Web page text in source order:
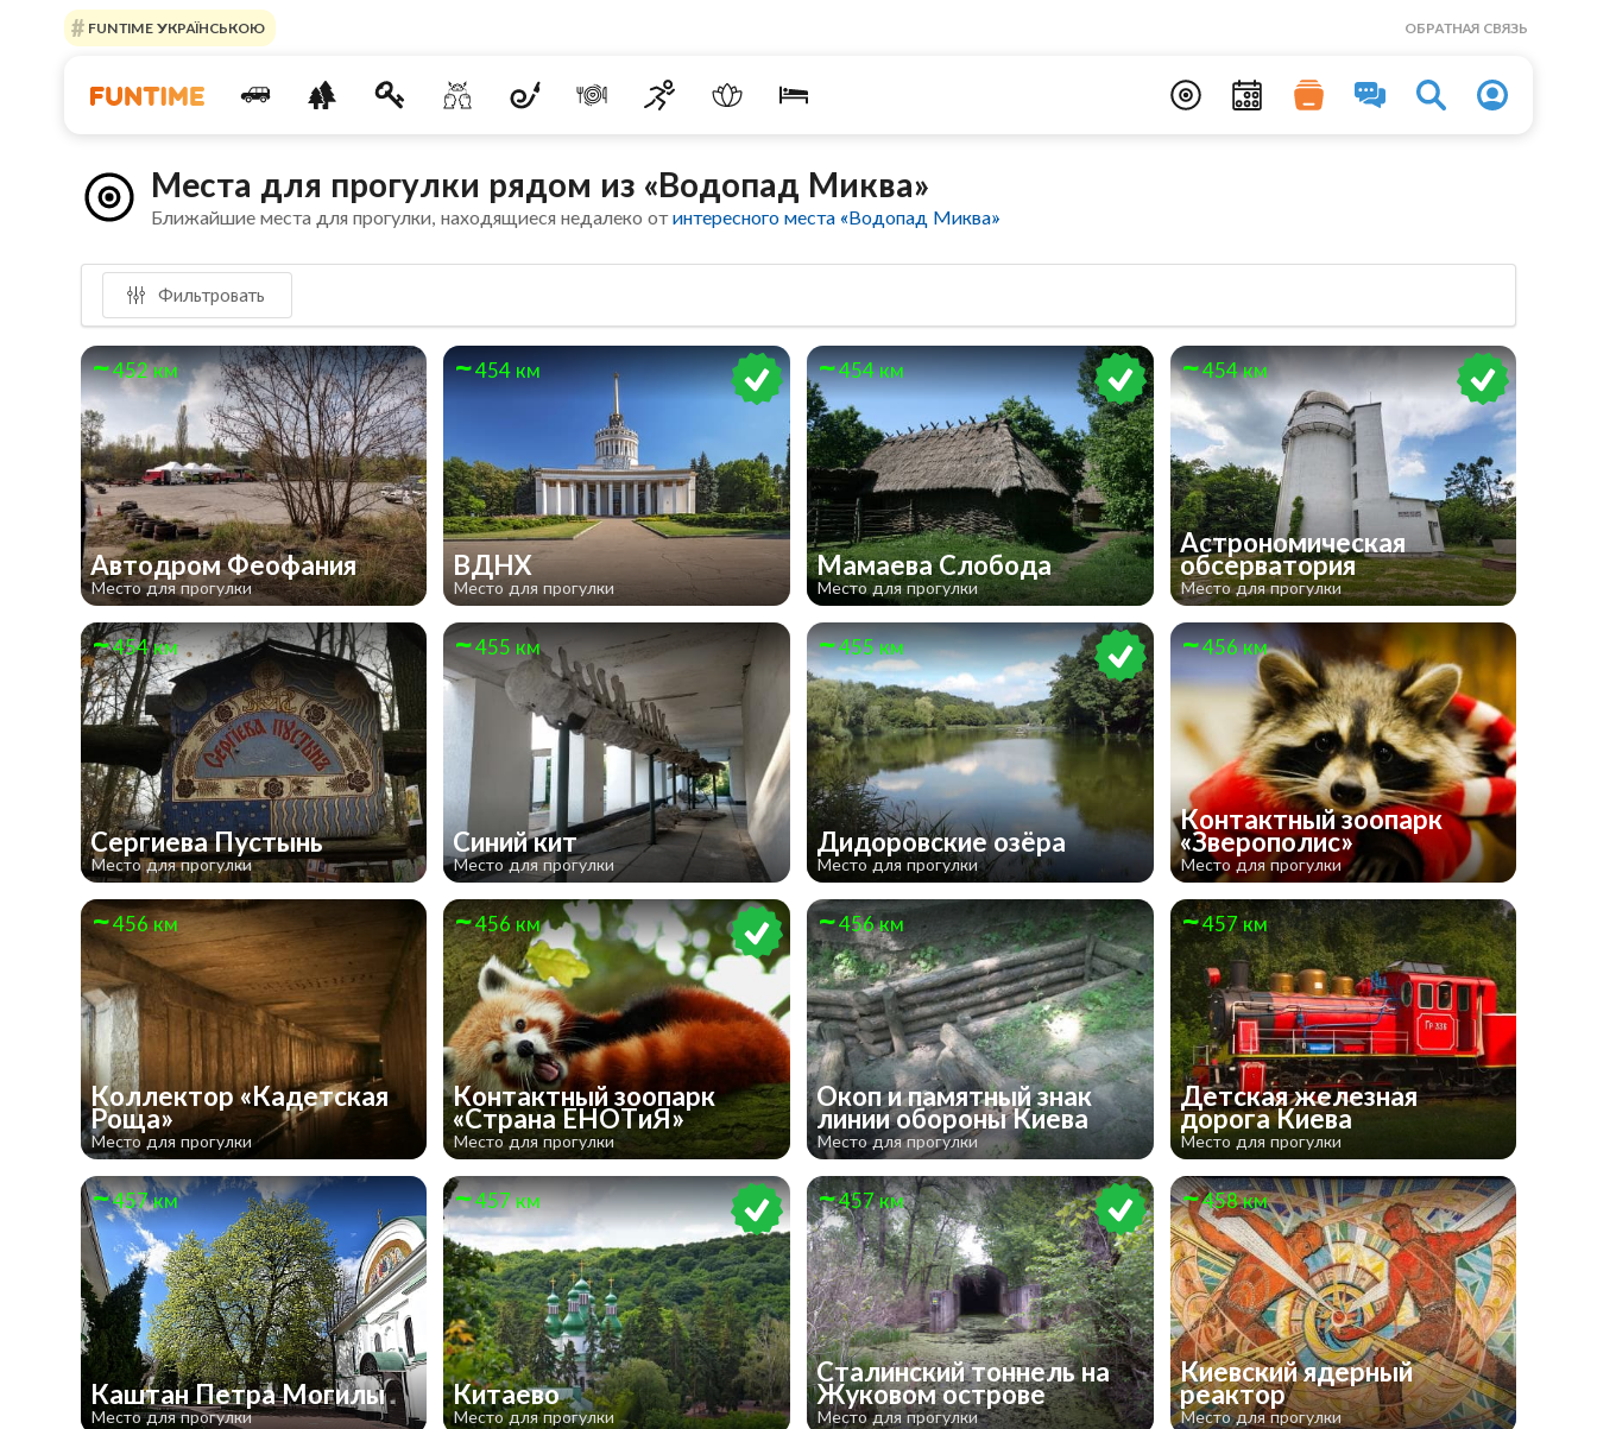
FUNTIME УКРАЇНСЬКОЮ ОБРАТНАЯ СВЯЗЬ
Места для прогулки рядом из «Водопад Миква»
Ближайшие места для прогулки, находящиеся недалеко отинтересного места «Водопад Миква»
Фильтровать
452 км
Автодром Феофания
Место для прогулки
454 км
ВДНХ
Место для прогулки
454 км
Мамаева Слобода
Место для прогулки
454 км
Астрономическая
обсерватория
Место для прогулки
454 км
Сергиева Пустынь
Место для прогулки
455 км
Синий кит
Место для прогулки
455 км
Дидоровские озёра
Место для прогулки
456 км
Контактный зоопарк
«Зверополис»
Место для прогулки
456 км
Коллектор «Кадетская
Роща»
Место для прогулки
456 км
Контактный зоопарк
«Страна ЕНОТиЯ»
Место для прогулки
456 км
Окоп и памятный знак
линии обороны Киева
Место для прогулки
457 км
Детская железная
дорога Киева
Место для прогулки
457 км
Каштан Петра Могилы
Место для прогулки
457 км
Китаево
Место для прогулки
457 км
Сталинский тоннель на
Жуковом острове
Место для прогулки
458 км
Киевский ядерный
реактор
Место для прогулки